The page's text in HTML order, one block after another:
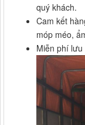
quý khách.
Cam kết
móp méo,
Miễn phí lưu